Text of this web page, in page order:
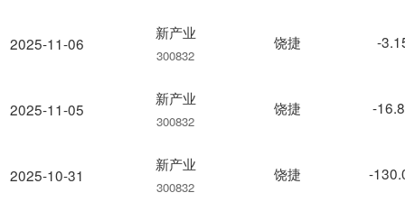
2025-11-06
2025-11-05
2025-10-31
新产业
300832
饶捷 -
新产业
300832
饶捷 -
新产业
300832
饶捷 -